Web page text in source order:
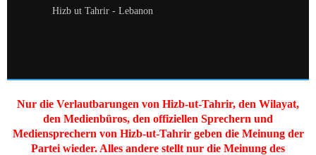
Hizb ut Tahrir - Lebanon
Nur die Verlautbarungen von Hizb-ut-Tahrir, den Wilayat,
den Medienbüros, den offiziellen Sprechern und
Mediensprechern von Hizb-ut-Tahrir geben die Meinung der
Partei wieder. Alles andere stellt nur die Meinung des